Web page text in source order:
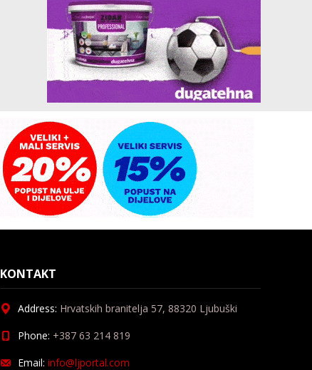
KONTAKT
Address: Hrvatskih branitelja 57, 88320 Ljubuški
Phone: +387 63 214 819
Email: info@ljportal.com